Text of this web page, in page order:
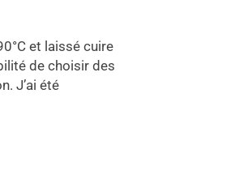
et laissé cuire
de choisir des
J’ai été